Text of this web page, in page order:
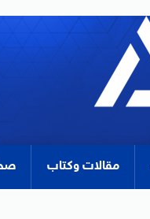
مقالات وكتاب